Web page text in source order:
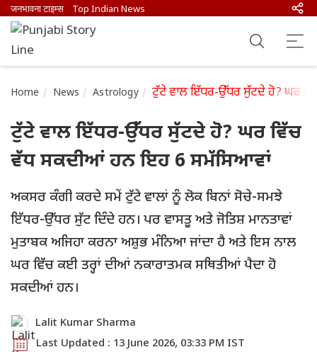
जनभावना टाइम्स Top Indian News
Home News Astrology ਟੁੱਟੇ ਵਾਲ ਇੱਧਰ-ਉੱਧਰ ਸੁੱਟਦੇ ਹੋ? ਘਰ
ਟੁੱਟੇ ਵਾਲ ਇੱਧਰ-ਉੱਧਰ ਸੁੱਟਦੇ ਹੋ? ਘਰ ਵਿੱਚ
ਵੱਧ ਸਕਦੀਆਂ ਹਨ ਇਹ 6 ਸਮੱਸਿਆਵਾਂ
ਅਕਸਰ ਕੰਗੀ ਕਰਦੇ ਸਮੇਂ ਟੁੱਟੇ ਵਾਲਾਂ ਨੂੰ ਲੋਕ ਬਿਨਾਂ ਸੋਚੇ-ਸਮਝੇ
ਇੱਧਰ-ਉੱਧਰ ਸੁੱਟ ਦਿੰਦੇ ਹਨ। ਪਰ ਵਾਸਤੂ ਅਤੇ ਜੋਤਿਸ਼ ਮਾਨਤਾਵਾਂ
ਮੁਤਾਬਕ ਅਜਿਹਾ ਕਰਨਾ ਅਸ਼ੁਭ ਮੰਨਿਆ ਜਾਂਦਾ ਹੈ ਅਤੇ ਇਸ ਨਾਲ
ਘਰ ਵਿੱਚ ਕਈ ਤਰ੍ਹਾਂ ਦੀਆਂ ਨਕਾਰਾਤਮਕ ਸਥਿਤੀਆਂ ਪੈਦਾ ਹੋ
ਸਕਦੀਆਂ ਹਨ।
Lalit Kumar Sharma
Last Updated : 13 June 2026, 03:33 PM IST